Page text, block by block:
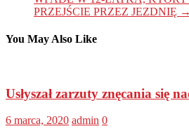
PRZEJŚCIE PRZEZ JEZDNIĘ →
You May Also Like
Usłyszał zarzuty znęcania się
6 marca, 2020 admin 0